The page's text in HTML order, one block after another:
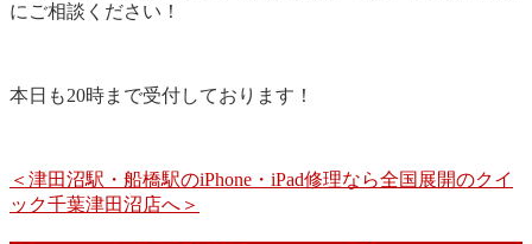
にご相談ください！
本日も20時まで受付しております！
＜津田沼駅・船橋駅のiPhone・iPad修理なら全国展開のクイ
ック千葉津田沼店へ＞